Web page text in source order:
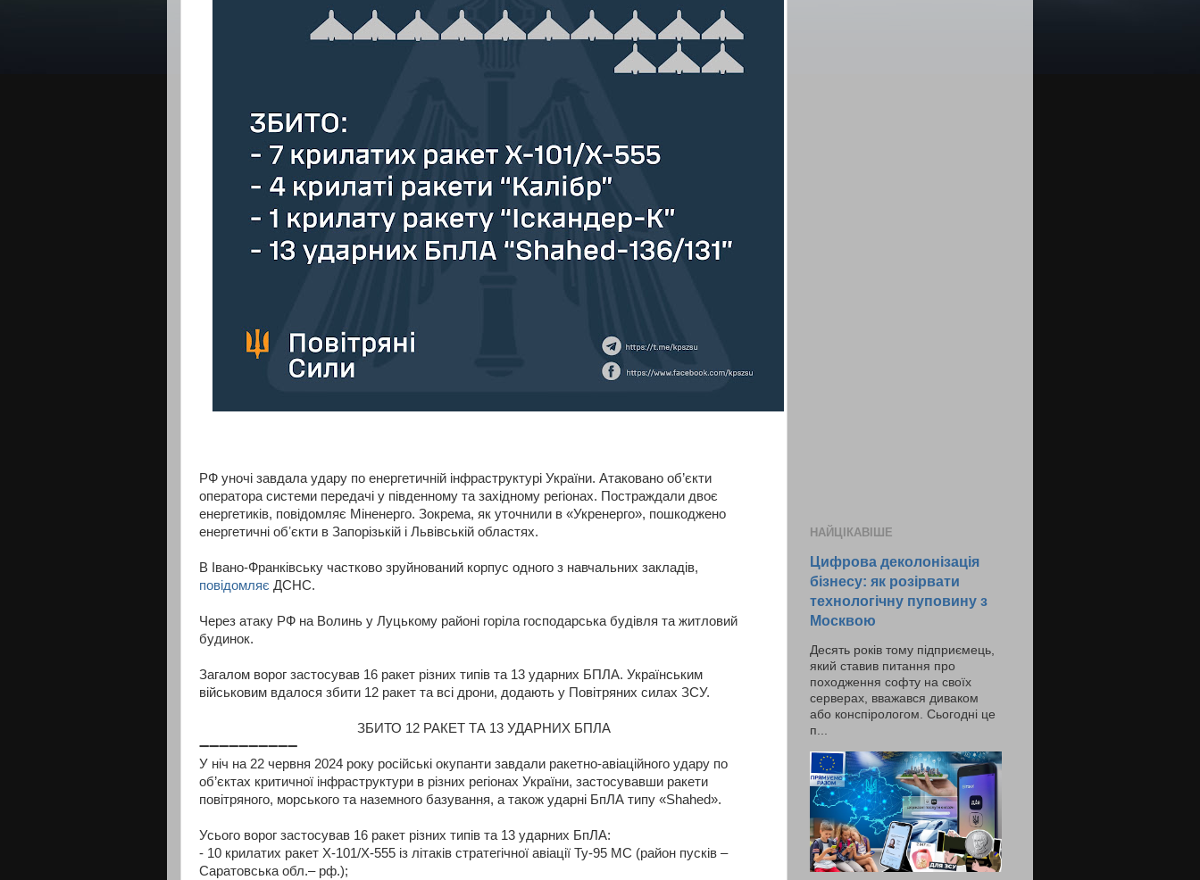
РФ уночі завдала удару по енергетичній інфраструктурі України. Атаковано об’єкти
оператора системи передачі у південному та західному регіонах. Постраждали двоє
енергетиків, повідомляє Міненерго. Зокрема, як уточнили в «Укренерго», пошкоджено
енергетичні обʼєкти в Запорізькій і Львівській областях.
В Івано-Франківську частково зруйнований корпус одного з навчальних закладів,
повідомляє ДСНС.
Через атаку РФ на Волинь у Луцькому районі горіла господарська будівля та житловий
будинок.
Загалом ворог застосував 16 ракет різних типів та 13 ударних БПЛА. Українським
військовим вдалося збити 12 ракет та всі дрони, додають у Повітряних силах ЗСУ.
ЗБИТО 12 РАКЕТ ТА 13 УДАРНИХ БПЛА
➖➖➖➖➖➖➖➖➖➖
У ніч на 22 червня 2024 року російські окупанти завдали ракетно-авіаційного удару по
об’єктах критичної інфраструктури в різних регіонах України, застосувавши ракети
повітряного, морського та наземного базування, а також ударні БпЛА типу «Shahed».
Усього ворог застосував 16 ракет різних типів та 13 ударних БпЛА:
- 10 крилатих ракет Х-101/Х-555 із літаків стратегічної авіації Ту-95 МС (район пусків –
Саратовська обл.– рф.);
НАЙЦІКАВІШЕ
Цифрова деколонізація
бізнесу: як розірвати
технологічну пуповину з
Москвою
Десять років тому підприємець,
який ставив питання про
походження софту на своїх
серверах, вважався диваком
або конспірологом. Сьогодні це
п...